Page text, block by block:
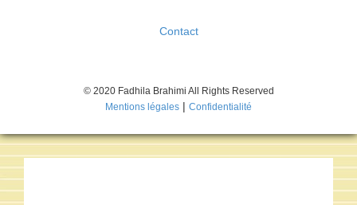
Contact
© 2020 Fadhila Brahimi All Rights Reserved
Mentions légales | Confidentialité